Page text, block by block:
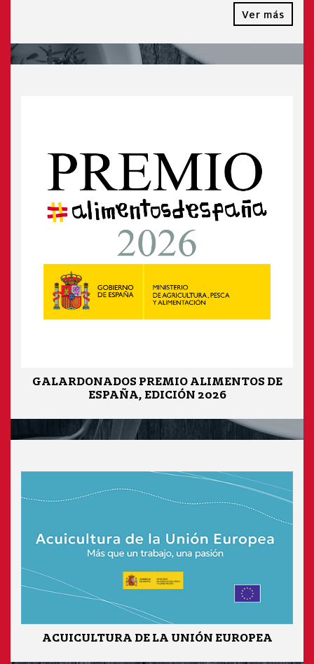
Ver más
GALARDONADOS PREMIO ALIMENTOS DE
ESPAÑA, EDICIÓN 2026
ACUICULTURA DE LA UNIÓN EUROPEA